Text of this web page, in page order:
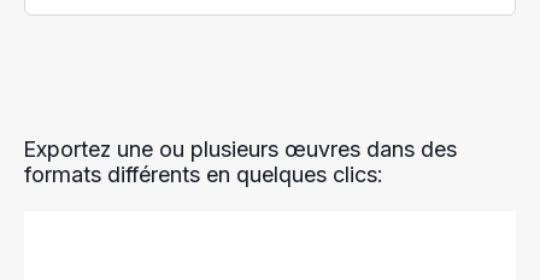
Exportez une ou plusieurs œuvres dans des
formats différents en quelques clics: